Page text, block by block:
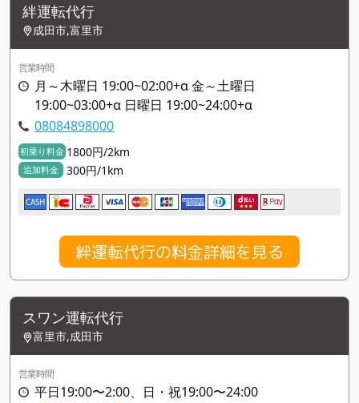
絆運転代行
成田市,富里市
営業時間
月～木曜日 19:00~02:00+α 金～土曜日
19:00~03:00+α 日曜日 19:00~24:00+α
08084898000
初乗り料金 1800円/2km
追加料金 300円/1km
CASH
絆運転代行の料金詳細を見る
スワン運転代行
富里市,成田市
営業時間
平日19:00〜2:00、日・祝19:00〜24:00